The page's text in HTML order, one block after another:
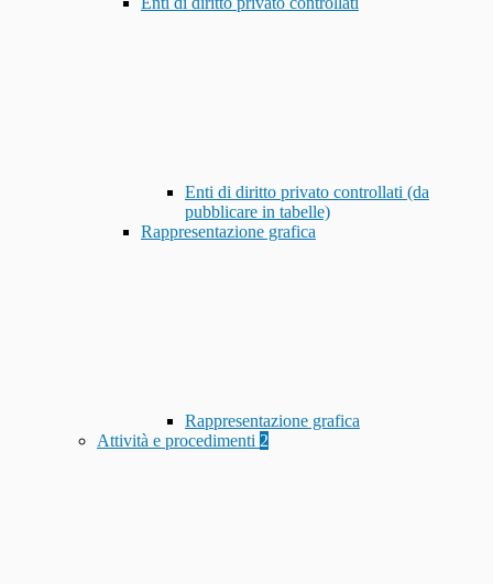
Enti di diritto privato controllati (da
pubblicare in tabelle)
Rappresentazione grafica
Rappresentazione grafica
Attività e procedimenti 2